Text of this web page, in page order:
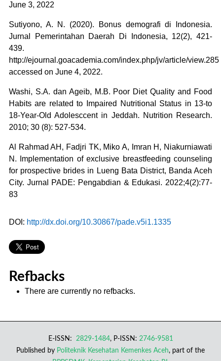
June 3, 2022
Sutiyono, A. N. (2020). Bonus demografi di Indonesia.
Jurnal Pemerintahan Daerah Di Indonesia, 12(2), 421-
439.
http://ejournal.goacademia.com/index.php/jv/article/view.285
accessed on June 4, 2022.
Washi, S.A. dan Ageib, M.B. Poor Diet Quality and Food
Habits are related to Impaired Nutritional Status in 13-to
18-Year-Old Adolesccent in Jeddah. Nutrition Research.
2010; 30 (8): 527-534.
Al Rahmad AH, Fadjri TK, Miko A, Imran H, Niakurniawati
N. Implementation of exclusive breastfeeding counseling
for prospective brides in Lueng Bata District, Banda Aceh
City. Jurnal PADE: Pengabdian & Edukasi. 2022;4(2):77-
83
DOI: http://dx.doi.org/10.30867/pade.v5i1.1335
Refbacks
There are currently no refbacks.
E-ISSN: 2829-1484, P-ISSN: 2746-9581
Published by Politeknik Kesehatan Kemenkes Aceh, part of the